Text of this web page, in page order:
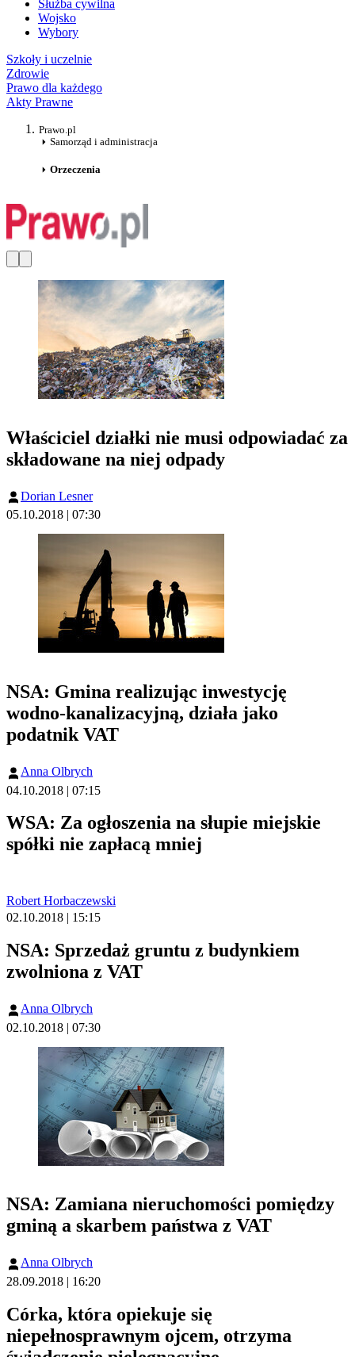
Służba cywilna
Wojsko
Wybory
Szkoły i uczelnie
Zdrowie
Prawo dla każdego
Akty Prawne
Prawo.pl
Samorząd i administracja
Orzeczenia
Właściciel działki nie musi odpowiadać za
składowane na niej odpady
Dorian Lesner
05.10.2018 | 07:30
NSA: Gmina realizując inwestycję
wodno-kanalizacyjną, działa jako
podatnik VAT
Anna Olbrych
04.10.2018 | 07:15
WSA: Za ogłoszenia na słupie miejskie
spółki nie zapłacą mniej
Robert Horbaczewski
02.10.2018 | 15:15
NSA: Sprzedaż gruntu z budynkiem
zwolniona z VAT
Anna Olbrych
02.10.2018 | 07:30
NSA: Zamiana nieruchomości pomiędzy
gminą a skarbem państwa z VAT
Anna Olbrych
28.09.2018 | 16:20
Córka, która opiekuje się
niepełnosprawnym ojcem, otrzyma